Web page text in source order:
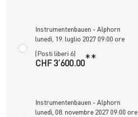
Instrumentenbauen - Alphorn
lunedì, 19. luglio 2027 09:00 ore
(Posti liberi 6)
CHF 3’600.00**
Instrumentenbauen - Alphorn
lunedì, 08. novembre 2027 09:00 ore